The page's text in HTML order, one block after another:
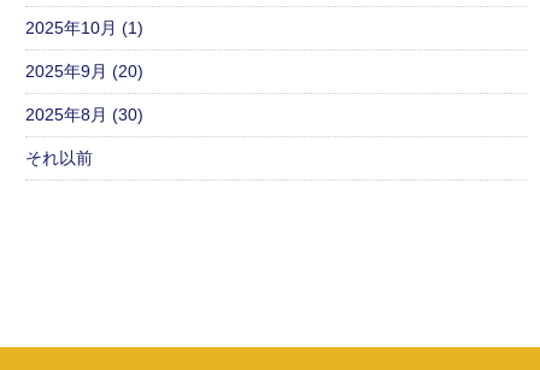
2025年10月 (1)
2025年9月 (20)
2025年8月 (30)
それ以前